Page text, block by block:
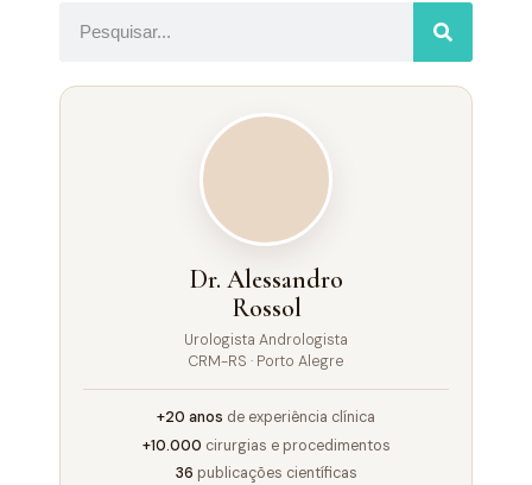
Dr. Alessandro
Rossol
Urologista Andrologista
CRM-RS · Porto Alegre
+20 anos de experiência clínica
+10.000 cirurgias e procedimentos
36 publicações científicas